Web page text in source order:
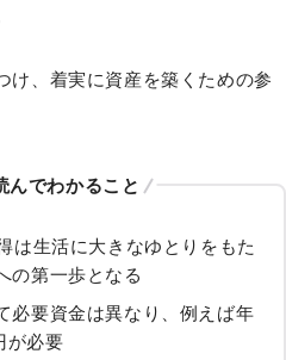
け、着実に資産を築くための参
んでわかること
は生活に大きなゆとりをもた
の第一歩となる
必要資金は異なり、例えば年
が必要